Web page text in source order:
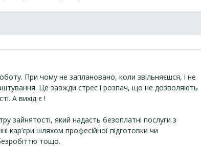
При чому не заплановано, коли звільняєшся, і не
Це завжди стрес і розпач, що не дозволяють
А вихід є !
зайнятості, який надасть безоплатні послуги з
кар’єри шляхом професійної підготовки чи
тощо.